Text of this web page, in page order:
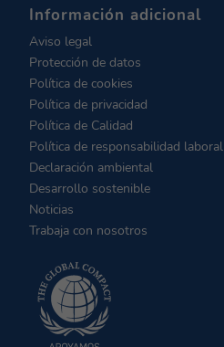
Información adicional
Aviso legal
Protección de datos
Política de cookies
Política de privacidad
Política de Calidad
Política de responsabilidad laboral
Declaración ambiental
Desarrollo sostenible
Noticias
Trabaja con nosotros